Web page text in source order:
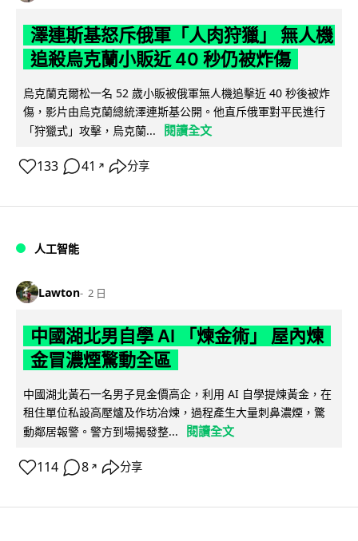
澤連斯基怒斥俄軍「人肉狩獵」 無人機
追殺烏克蘭小販近 40 秒仍被炸傷
烏克蘭克爾松一名 52 歲小販被俄軍無人機追擊近 40 秒後被炸
傷，影片由烏克蘭總統澤連斯基公開。他直斥俄軍對平民進行
「狩獵式」攻擊，烏克蘭...
閱讀全文
133 41 ↗ 分享
人工智能
Lawton 2 日
中國湖北男自學 AI 「煉金術」 屋內煉
金冒濃煙驚動全區
中國湖北黃石一名男子見金價高企，利用 AI 自學提煉黃金，在
租住單位私設高壓爐及作坊冶煉，過程產生大量刺鼻濃煙，驚
動鄰居報警。警方到場揭發整...
閱讀全文
114 8 ↗ 分享